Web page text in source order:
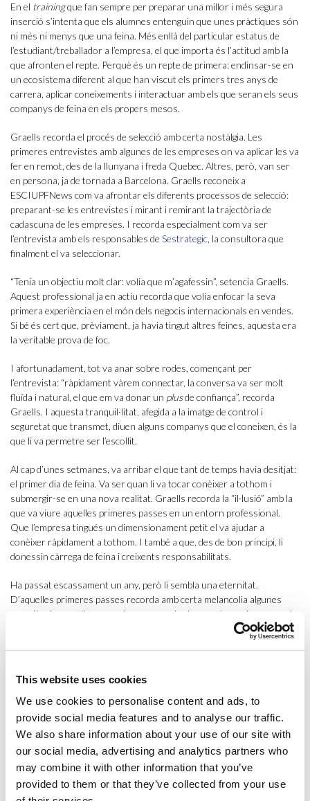
This website uses cookies
We use cookies to personalise content and ads, to
provide social media features and to analyse our traffic.
We also share information about your use of our site with
our social media, advertising and analytics partners who
may combine it with other information that you’ve
provided to them or that they’ve collected from your use
En el trainingque fan sempre per preparar una millor i més segura
inserció s’intenta que els alumnes entenguin que unes pràctiques són
ni més ni menys que una feina. Més enllà del particular estatus de
l’estudiant/treballador a l’empresa, el que importa és l’actitud amb la
que afronten el repte. Perquè és un repte de primera: endinsar-se en
un ecosistema diferent al que han viscut els primers tres anys de
carrera, aplicar coneixements i interactuar amb els que seran els seus
companys de feina en els propers mesos.
Graells recorda el procés de selecció amb certa nostàlgia. Les
primeres entrevistes amb algunes de les empreses on va aplicar les va
fer en remot, des de la llunyana i freda Quebec. Altres, però, van ser
en persona, ja de tornada a Barcelona. Graells reconeix a
ESCIUPFNews com va afrontar els diferents processos de selecció:
preparant-se les entrevistes i mirant i remirant la trajectòria de
cadascuna de les empreses. I recorda especialment com va ser
l’entrevista amb els responsables de Sestrategic, la consultora que
finalment el va seleccionar.
“Tenia un objectiu molt clar: volia que m’agafessin”, setencia Graells.
Aquest professional ja en actiu recorda que volia enfocar la seva
primera experiència en el món dels negocis internacionals en vendes.
Si bé és cert que, prèviament, ja havia tingut altres feines, aquesta era
la veritable prova de foc.
I afortunadament, tot va anar sobre rodes, començant per
l’entrevista: “ràpidament vàrem connectar, la conversa va ser molt
fluïda i natural, el que em va donar un plusde confiança”, recorda
Graells. I aquesta tranquil·litat, afegida a la imatge de control i
seguretat que transmet, diuen alguns companys que el coneixen, és la
que li va permetre ser l’escollit.
Al cap d’unes setmanes, va arribar el que tant de temps havia desitjat:
el primer dia de feina. Va ser quan li va tocar conèixer a tothom i
submergir-se en una nova realitat. Graells recorda la “il·lusió” amb la
que va viure aquelles primeres passes en un entorn professional.
Que l’empresa tingués un dimensionament petit el va ajudar a
conèixer ràpidament a tothom. I també a que, des de bon principi, li
donessin càrrega de feina i creixents responsabilitats.
Ha passat escassament un any, però li sembla una eternitat.
D’aquelles primeres passes recorda amb certa melancolia algunes
experiències que li van servir per aprendre i per rodar-se i aconseguir
aquest intangible que les empreses tant valoren: experiència.
empreses de sectors ben diferents. Un bon exemple és quan encara
estava d’assistanti va començar a estar present a les primeres
reunions per a una empresa en l’àmbit de les energies renovables,
concretament, l’eòlica. Titlla “d’emocionant i bonic” assistir a aquelles
reunions de vendes i especialment quan algunes d’aquelles reunions
van fructificar en posteriors vendes.
Igualment alliçonador va ser prendre part en un fira depackaging, on